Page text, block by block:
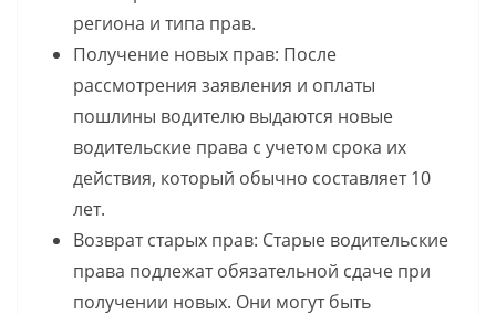
региона и типа прав.
Получение новых прав: После
рассмотрения заявления и оплаты
пошлины водителю выдаются новые
водительские права с учетом срока их
действия, который обычно составляет 10
лет.
Возврат старых прав: Старые водительские
права подлежат обязательной сдаче при
получении новых. Они могут быть